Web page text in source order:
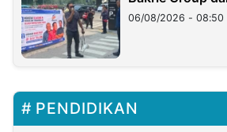
06/08/2026 - 08:50
PENDIDIKAN